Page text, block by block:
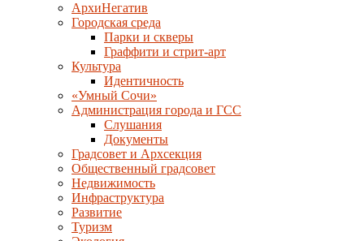
АрхиНегатив
Городская среда
Парки и скверы
Граффити и стрит-арт
Культура
Идентичность
«Умный Сочи»
Администрация города и ГСС
Слушания
Документы
Градсовет и Архсекция
Общественный градсовет
Недвижимость
Инфраструктура
Развитие
Туризм